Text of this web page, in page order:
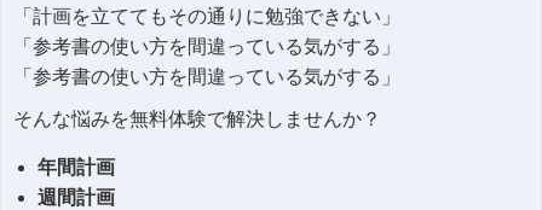
「計画を立ててもその通りに勉強できない」
「参考書の使い方を間違っている気がする」
「参考書の使い方を間違っている気がする」
そんな悩みを無料体験で解決しませんか？
年間計画
週間計画